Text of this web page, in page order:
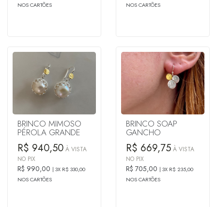
NOS CARTÕES
NOS CARTÕES
BRINCO MIMOSO
PÉROLA GRANDE
R$ 940,50 À VISTA
NO PIX
R$ 990,00
3X R$ 330,00
NOS CARTÕES
BRINCO SOAP
GANCHO
R$ 669,75 À VISTA
NO PIX
R$ 705,00
3X R$ 235,00
NOS CARTÕES